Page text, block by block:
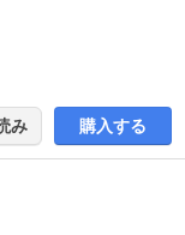
み 購入する